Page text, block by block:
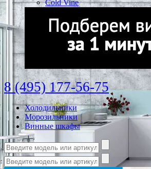
Cold Vine
8 (495) 177-56-75
Холодильники
Морозильники
Винные шкафы